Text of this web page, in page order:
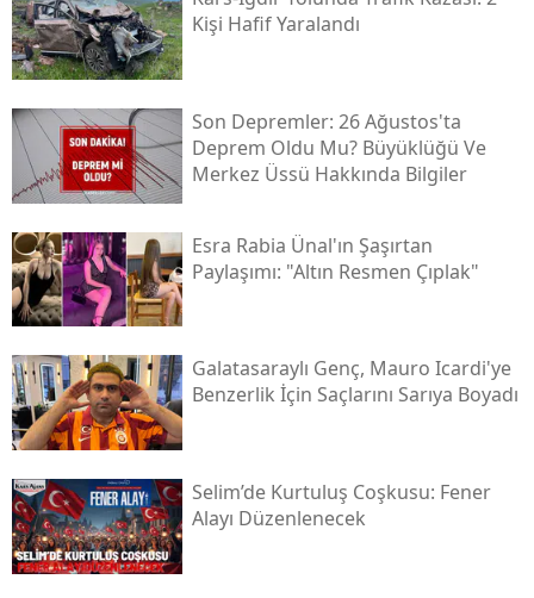
Kırıkkale
Batman
Bartın
Iğdır
Kilis
Kişi Hafif Yaralandı
Son Depremler: 26 Ağustos'ta
Deprem Oldu Mu? Büyüklüğü Ve
Merkez Üssü Hakkında Bilgiler
Esra Rabia Ünal'ın Şaşırtan
Paylaşımı: "altın Resmen Çıplak"
Galatasaraylı Genç, Mauro Icardi'ye
Benzerlik İçin Saçlarını Sarıya Boyadı
Selim’de Kurtuluş Coşkusu: Fener
Alayı Düzenlenecek